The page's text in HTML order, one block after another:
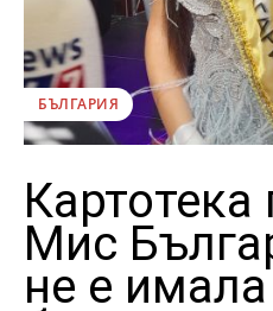
БЪЛГАРИЯ
Картотека
Мис
не е имала